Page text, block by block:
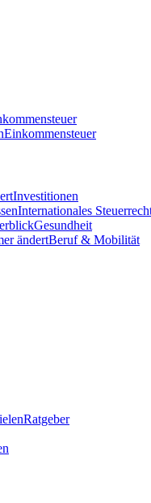
Einkommensteuer
Investitionen
Internationales
Gesundheit
ändertBeruf & Mobilität
Ratgeber